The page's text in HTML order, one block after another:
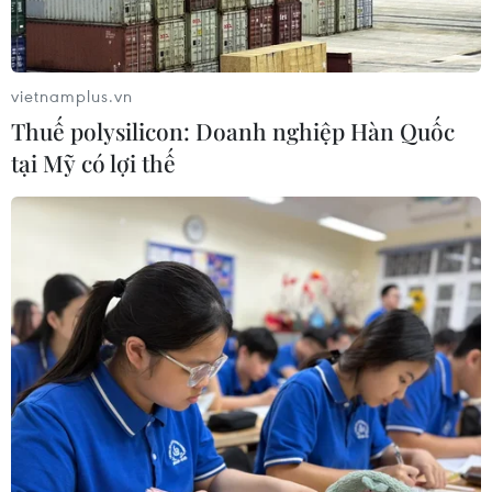
phá giá với nhựa từ Việt Nam
07/08/2026 14:45
Chủ tịch Quốc hội kiêm Chủ tịch Hạ
viện Thái Lan kết thúc chuyến thăm
Việt Nam
Kinh tế Mỹ bất ngờ mất 23.000 việc
làm trong tháng 7
07/08/2026 13:57
Tổng Bí thư, Chủ tịch nước Tô Lâm:
vietnamplus.vn
Thuế polysilicon: Doanh nghiệp Hàn Quốc
tại Mỹ có lợi thế